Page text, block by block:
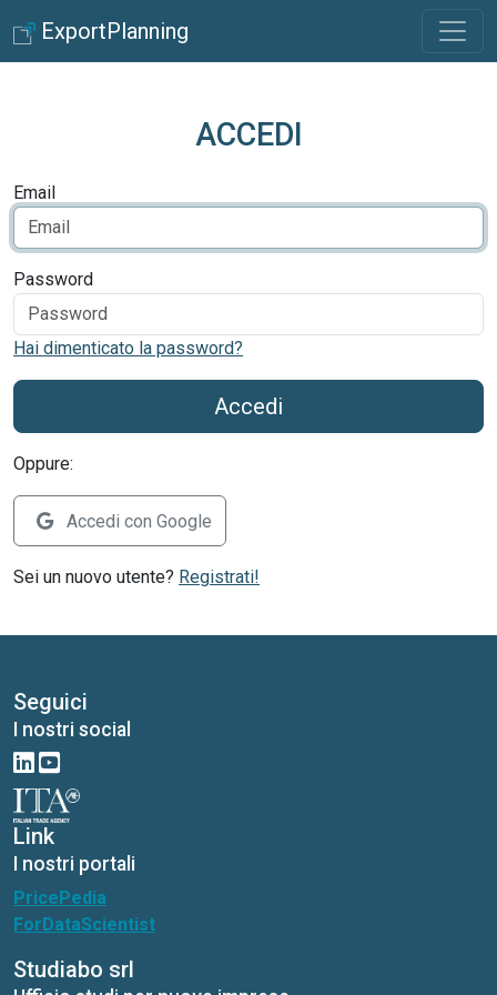
ExportPlanning
ACCEDI
Email
Password
Hai dimenticato la password?
Accedi
Oppure:
Accedi con Google
Sei un nuovo utente? Registrati!
Seguici
I nostri social
Link
I nostri portali
PricePedia
ForDataScientist
Studiabo srl